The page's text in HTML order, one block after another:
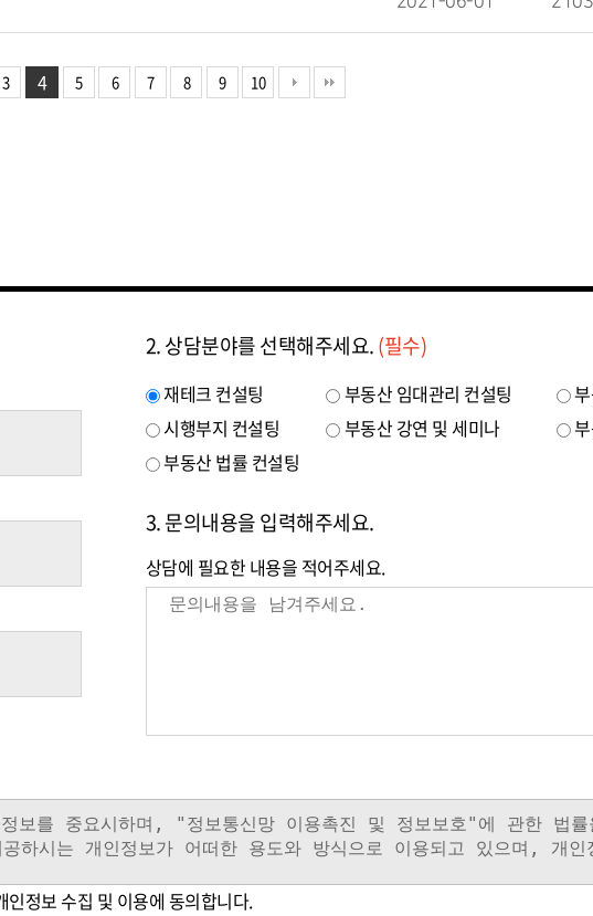
3 4 5 6 7 8 9 10
2. 상담분야를 선택해주세요.(필수)
재테크 컨설팅 부동산 임대관리 컨설팅
부
시행부지 컨설팅
부동산 강연 및 세미나
부
부동산 법률 컨설팅
3. 문의내용을 입력해주세요.
상담에 필요한 내용을 적어주세요.
인정보 수집 및 이용에 동의합니다.